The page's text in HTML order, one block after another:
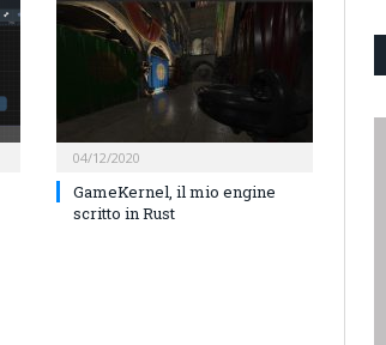
04/12/2020
GameKernel, il mio engine
scritto in Rust